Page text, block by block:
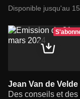
Disponible jusqu'au
Jean Van de Velde
Des conseils et